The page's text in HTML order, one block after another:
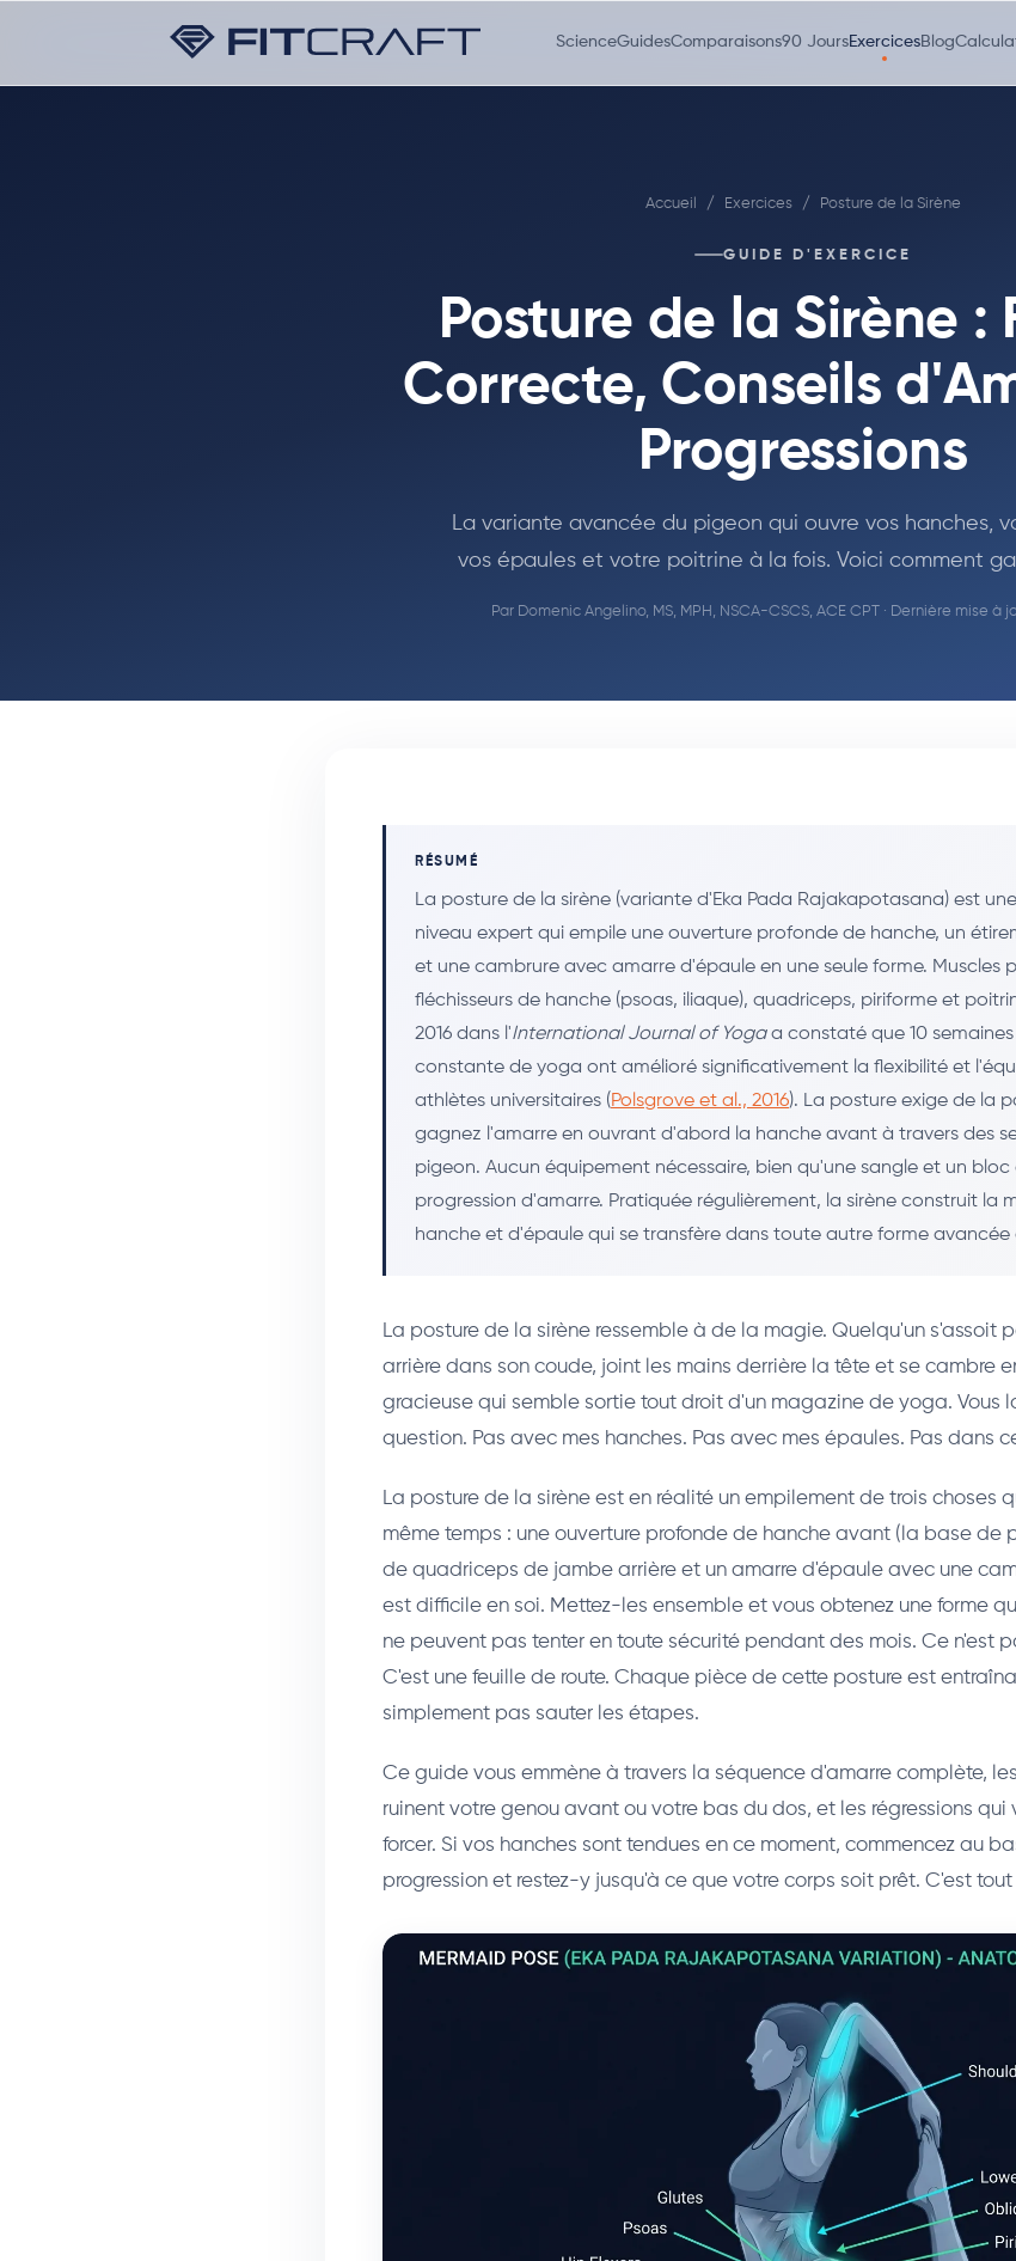
ScienceGuidesComparaisons90 JoursExercicesBlog
Accueil / Exercices / Posture de la Sirène
GUIDE D'EXERCICE
Posture de la Sirène :
Correcte, Conseils
Progressions
La variante avancée du pigeon qui ouvre vos hanches,
vos épaules et votre poitrine à la fois. Voici comment
Par Domenic Angelino, MS, MPH, NSCA-CSCS, ACE CPT· Dernière mise à
RÉSUMÉ
La posture de la sirène (variante d'Eka Pada Rajakapotasana) est
niveau expert qui empile une ouverture profonde de hanche, un
et une cambrure avec amarre d'épaule en une seule forme. Muscles
fléchisseurs de hanche (psoas, iliaque), quadriceps, piriforme et
2016 dans l'International Journal of Yogaa constaté que 10
constante de yoga ont amélioré significativement la flexibilité et
athlètes universitaires (Polsgrove et al., 2016). La posture exige de la
gagnez l'amarre en ouvrant d'abord la hanche avant à travers des
pigeon. Aucun équipement nécessaire, bien qu'une sangle et un
progression d'amarre. Pratiquée régulièrement, la sirène construit la
hanche et d'épaule qui se transfère dans toute autre forme avancée
La posture de la sirène ressemble à de la magie. Quelqu'un s'assoit
arrière dans son coude, joint les mains derrière la tête et se cambre
gracieuse qui semble sortie tout droit d'un magazine de yoga. Vous
question. Pas avec mes hanches. Pas avec mes épaules. Pas dans
La posture de la sirène est en réalité un empilement de trois choses
même temps : une ouverture profonde de hanche avant (la base de
de quadriceps de jambe arrière et un amarre d'épaule avec une
est difficile en soi. Mettez-les ensemble et vous obtenez une forme
ne peuvent pas tenter en toute sécurité pendant des mois. Ce n'est
C'est une feuille de route. Chaque pièce de cette posture est
simplement pas sauter les étapes.
Ce guide vous emmène à travers la séquence d'amarre complète,
ruinent votre genou avant ou votre bas du dos, et les régressions qui
forcer. Si vos hanches sont tendues en ce moment, commencez au
progression et restez-y jusqu'à ce que votre corps soit prêt. C'est tout